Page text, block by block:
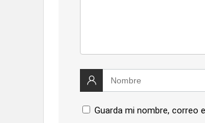
Guarda mi nombre, correo